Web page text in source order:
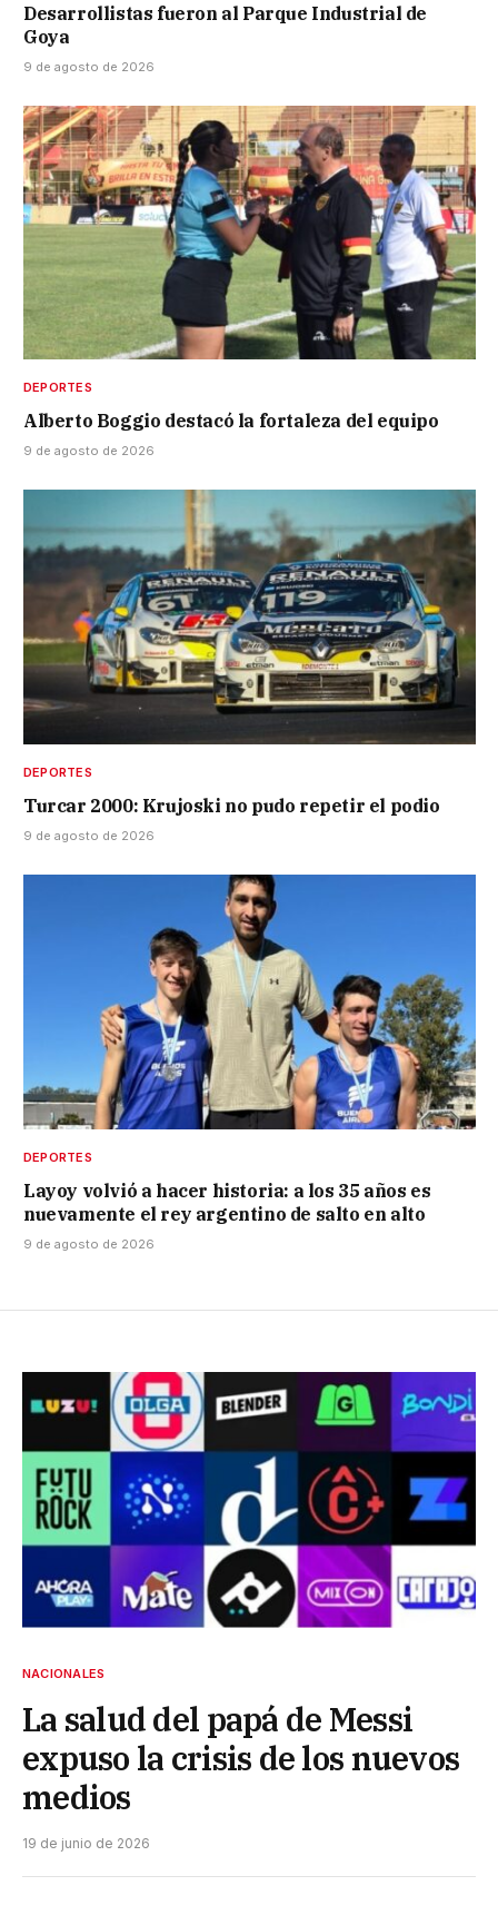
Desarrollistas fueron al Parque Industrial de
Goya
9 de agosto de 2026
DEPORTES
Alberto Boggio destacó la fortaleza del equipo
9 de agosto de 2026
DEPORTES
Turcar 2000: Krujoski no pudo repetir el podio
9 de agosto de 2026
DEPORTES
Layoy volvió a hacer historia: a los 35 años es
nuevamente el rey argentino de salto en alto
9 de agosto de 2026
NACIONALES
La salud del papá de Messi
expuso la crisis de los nuevos
medios
19 de junio de 2026